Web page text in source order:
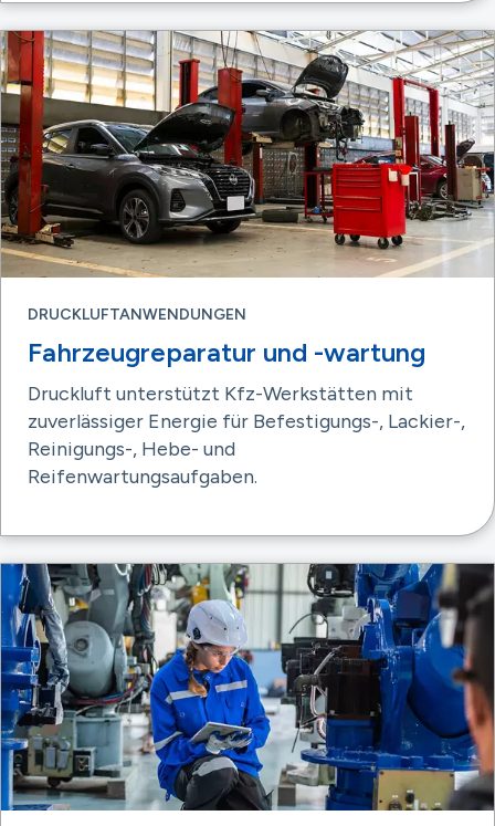
DRUCKLUFTANWENDUNGEN
Fahrzeugreparatur und -wartung
Druckluft unterstützt Kfz-Werkstätten mit
zuverlässiger Energie für Befestigungs-, Lackier-,
Reinigungs-, Hebe- und
Reifenwartungsaufgaben.